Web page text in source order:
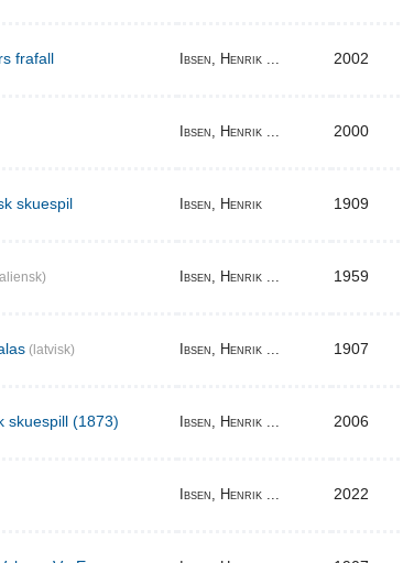
frafall Ibsen, Henrik ... 2002
Ibsen, Henrik ... 2000
skuespil Ibsen, Henrik 1909
Ibsen, Henrik ... 1959
(latvisk) Ibsen, Henrik ... 1907
skuespill (1873) Ibsen, Henrik ... 2006
Ibsen, Henrik ... 2022